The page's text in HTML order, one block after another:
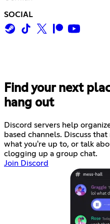
SOCIAL
Find your next
hang out
Discord servers help
based channels. Discuss
what you're up to, or talk
clogging up a group chat.
Join Discord